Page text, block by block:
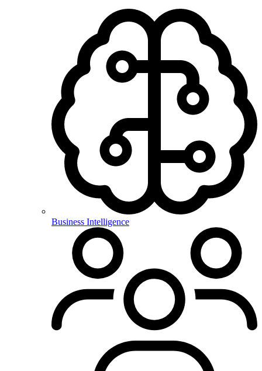
Business Intelligence